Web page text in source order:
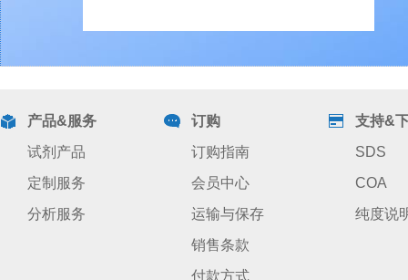
产品&服务
试剂产品
定制服务
分析服务
订购
订购指南
会员中心
运输与保存
销售条款
付款方式
支持&
SDS
COA
纯度说